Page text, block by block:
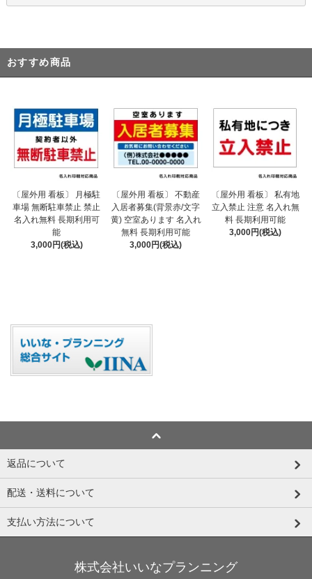
おすすめ商品
〔屋外用 看板〕 月極駐
車場 無断駐車禁止 禁止
名入れ無料 長期利用可
能
3,000円(税込)
〔屋外用 看板〕 不動産
入居者募集(背景赤/文字
黄) 空室あります 名入れ
無料 長期利用可能
3,000円(税込)
〔屋外用 看板〕 私有地
立入禁止 注意 名入れ無
料 長期利用可能
3,000円(税込)
返品について
配送・送料について
支払い方法について
株式会社いいなプランニング